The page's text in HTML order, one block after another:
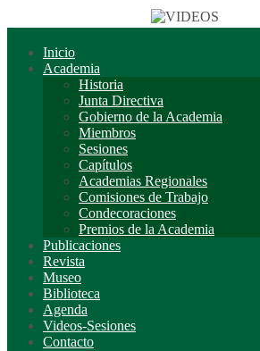
Inicio
Academia
Historia
Junta Directiva
Gobierno de la Academia
Miembros
Sesiones
Capítulos
Academias Regionales
Comisiones de Trabajo
Condecoraciones
Premios de la Academia
Publicaciones
Revista
Museo
Biblioteca
Agenda
Videos-Sesiones
Contacto